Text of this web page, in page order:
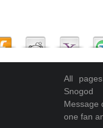
All
Snogod
Message
one fan